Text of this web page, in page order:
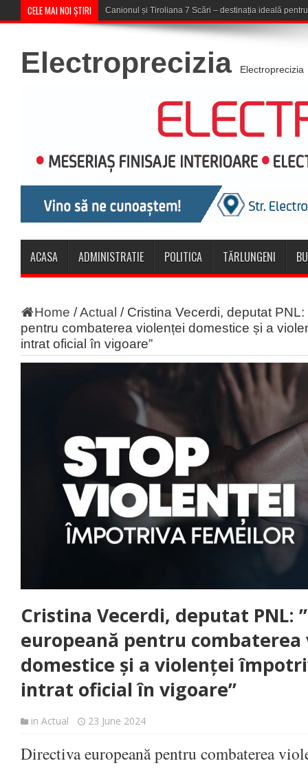
CELE MAI NOI ȘTIRI
Electroprecizia Electroprecizia
ACASA ADMINISTRATIE POLITICA TĂRLUNGENI
Home /Actual / Cristina Vecerdi, deputat
pentru combaterea violenței domestice și a
intrat oficial în vigoare”
Cristina Vecerdi, deputat PNL:
europeană pentru
domestice și a violenței
intrat oficial în vigoare”
in Actual 23 June 2024
Directiva europeană pentru combaterea